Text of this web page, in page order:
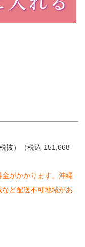
税抜）（税込 151,668
金がかかります。沖縄
ど配送不可地域があ